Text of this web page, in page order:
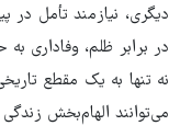
دیگری، نیازمند تأمل در
در برابر ظلم، وفاداری
نه تنها به یک مقطع
می‌توانند الهام‌بخش